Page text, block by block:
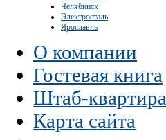
Челябинск
Электросталь
Ярославль
О компании
Гостевая книга
Штаб-квартира
Карта сайта